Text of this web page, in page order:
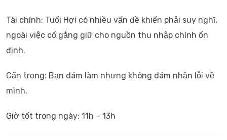
Tài chính: Tuổi Hợi có nhiều vấn đề khiến phải suy nghĩ,
ngoài việc cố gắng giữ cho nguồn thu nhập chính ổn
định.
Cẩn trọng: Bạn dám làm nhưng không dám nhận lỗi về
mình.
Giờ tốt trong ngày: 11h – 13h